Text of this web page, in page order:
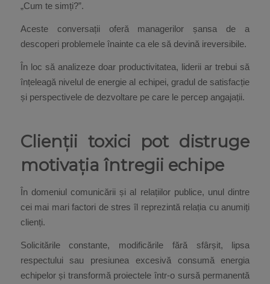
„Cum te simți?”.
Aceste conversații oferă managerilor șansa de a
descoperi problemele înainte ca ele să devină ireversibile.
În loc să analizeze doar productivitatea, liderii ar trebui să
înțeleagă nivelul de energie al echipei, gradul de satisfacție
și perspectivele de dezvoltare pe care le percep angajații.
Clienții toxici pot distruge
motivația întregii echipe
În domeniul comunicării și al relațiilor publice, unul dintre
cei mai mari factori de stres îl reprezintă relația cu anumiți
clienți.
Solicitările constante, modificările fără sfârșit, lipsa
respectului sau presiunea excesivă consumă energia
echipelor și transformă proiectele într-o sursă permanentă